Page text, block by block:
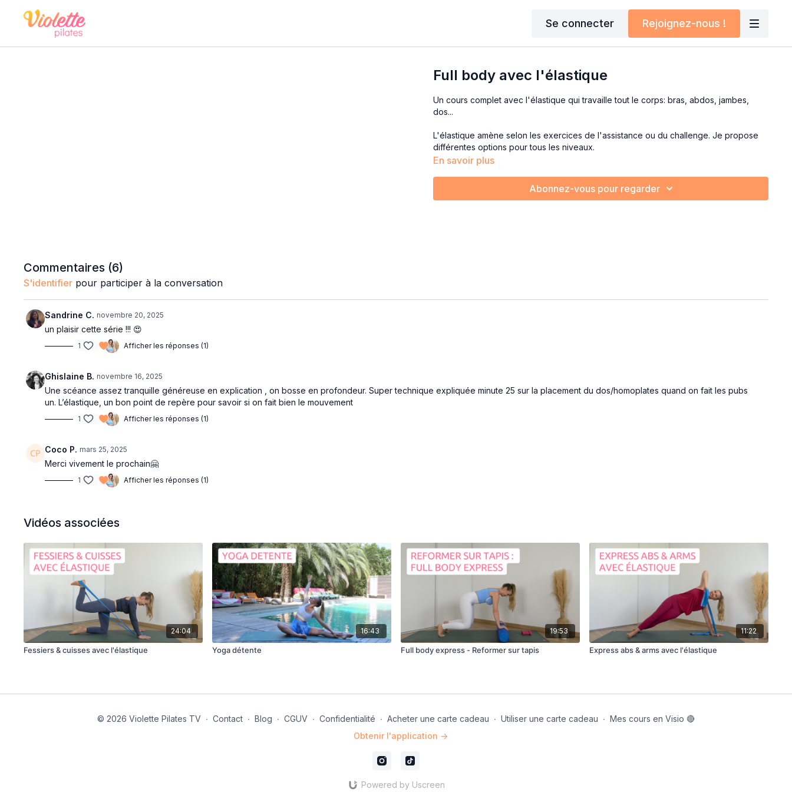
Se connecter Rejoignez-nous !
Full body avec l'élastique
Un cours complet avec l'élastique qui travaille tout le corps: bras, abdos, jambes,
dos...
L'élastique amène selon les exercices de l'assistance ou du challenge. Je propose
différentes options pour tous les niveaux.
En savoir plus
Abonnez-vous pour regarder
Commentaires (6)
S'identifier pour participer à la conversation
Sandrine C. novembre 20, 2025
un plaisir cette série !!! 😍
1 Afficher les réponses (1)
Ghislaine B. novembre 16, 2025
Une scéance assez tranquille généreuse en explication , on bosse en profondeur. Super technique expliquée minute 25 sur la placement du dos/homoplates quand on fait les pubs
un. L’élastique, un bon point de repère pour savoir si on fait bien le mouvement
1 Afficher les réponses (1)
Coco P. mars 25, 2025
Merci vivement le prochain🤗
1 Afficher les réponses (1)
Vidéos associées
24:04
Fessiers & cuisses avec l'élastique
16:43
Yoga détente
19:53
Full body express - Reformer sur tapis
11:22
Express abs & arms avec l'élastique
© 2026 Violette Pilates TV ∙ Contact ∙ Blog ∙ CGUV ∙ Confidentialité ∙ Acheter une carte cadeau ∙ Utiliser une carte cadeau ∙ Mes cours en Visio 🔴
Obtenir l'application ->
Powered by Uscreen